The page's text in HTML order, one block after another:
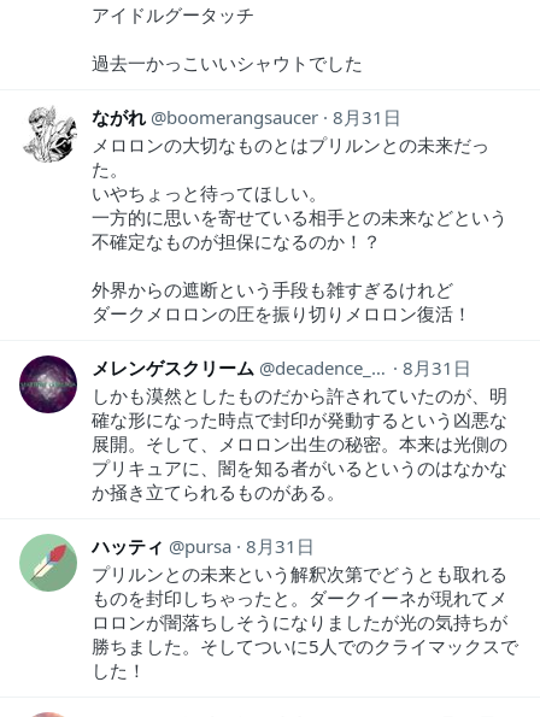
アイドルグータッチ
過去一かっこいいシャウトでした
ながれ boomerangsaucer 8月31日
メロロンの大切なものとはプリルンとの未来だっ
た。
いやちょっと待ってほしい。
一方的に思いを寄せている相手との未来などという
不確定なものが担保になるのか！？
外界からの遮断という手段も雑すぎるけれど
ダークメロロンの圧を振り切りメロロン復活！
メレンゲスクリーム decadence_1990
8月31日
しかも漠然としたものだから許されていたのが、明
確な形になった時点で封印が発動するという凶悪な
展開。そして、メロロン出生の秘密。本来は光側の
プリキュアに、闇を知る者がいるというのはなかな
か掻き立てられるものがある。
ハッティ pursa 8月31日
プリルンとの未来という解釈次第でどうとも取れる
ものを封印しちゃったと。ダークイーネが現れてメ
ロロンが闇落ちしそうになりましたが光の気持ちが
勝ちました。そしてついに5人でのクライマックスで
した！